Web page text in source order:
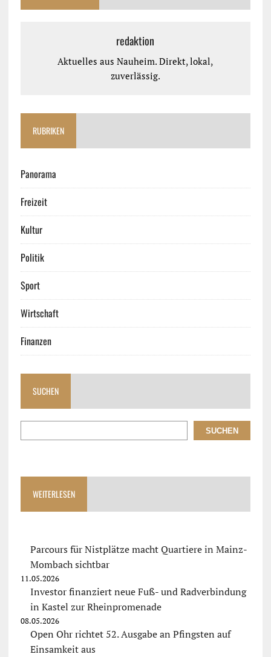
redaktion
Aktuelles aus Nauheim. Direkt, lokal,
zuverlässig.
RUBRIKEN
Panorama
Freizeit
Kultur
Politik
Sport
Wirtschaft
Finanzen
SUCHEN
SUCHEN
WEITERLESEN
Parcours für Nistplätze macht Quartiere in Mainz-
Mombach sichtbar
11.05.2026
Investor finanziert neue Fuß- und Radverbindung
in Kastel zur Rheinpromenade
08.05.2026
Open Ohr richtet 52. Ausgabe an Pfingsten auf
Einsamkeit aus